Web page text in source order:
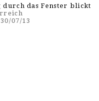
das Fenster blickt
07/13